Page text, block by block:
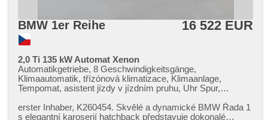
BMW 1er Reihe 16 522 EUR
2,0 Ti 135 kW Automat Xenon
Automatikgetriebe, 8 Geschwindigkeitsgänge,
Klimaautomatik, třízónová klimatizace, Klimaanlage,
Tempomat, asistent jízdy v jízdním pruhu, Uhr Spur,
senzory přední, parkovací senzory zadní, Parkassistent,
LED adaptivní světlomety, Vorderlichter LED, Heck LED
erster Inhaber,​ K260454. Skvělé a dynamické BMW Řada 1
s elegantní karoserií hatchback představuje dokonalé